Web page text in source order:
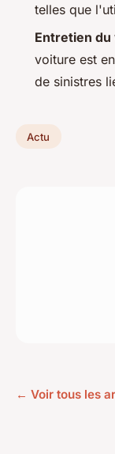
telles que
Entretien du
voiture est
de sinistres
Actu
← Voir tous les